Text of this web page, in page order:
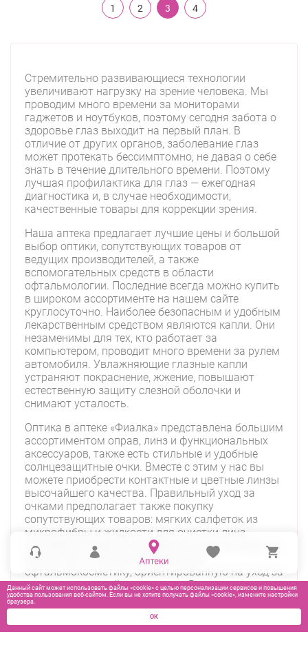
1 2 3 4
Стремительно развивающиеся технологии
увеличивают нагрузку на зрение человека. Мы
проводим много времени за мониторами
гаджетов и ноутбуков, поэтому сегодня забота о
здоровье глаз выходит на первый план. В
отличие от других органов, заболевание глаз
может протекать бессимптомно, не давая о себе
знать в течение длительного времени. Поэтому
лучшая профилактика для глаз — ежегодная
диагностика и, в случае необходимости,
качественные товары для коррекции зрения.
Наша аптека предлагает лучшие цены и большой
выбор оптики, сопутствующих товаров от
ведущих производителей, а также
вспомогательных средств в области
офтальмологии. Последние всегда можно купить
в широком ассортименте на нашем сайте
круглосуточно. Наиболее безопасным и удобным
лекарственным средством являются капли. Они
незаменимы для тех, кто работает за
компьютером, проводит много времени за рулем
автомобиля. Увлажняющие глазные капли
устраняют покраснение, жжение, повышают
естественную защиту слезной оболочки и
снимают усталость.
Оптика в аптеке «Фиалка» представлена большим
ассортиментом оправ, линз и функциональных
аксессуаров, также есть стильные и удобные
солнцезащитные очки. Вместе с этим у нас вы
можете приобрести контактные и цветные линзы
высочайшего качества. Правильный уход за
очками предполагает также покупку
сопутствующих товаров: мягких салфеток из
микрофибры и жидкости для очистки линз,
стопперов, отверток, футляров и многого другого.
Кроме того, у нас вы можете найти
офтальмокосметику, ориентированную на уход за
веками и за кожей вокруг глаз. Вся продукция
отличается высоким качеством и надежностью.
Данный сайт может использовать файлы «cookie» с целью персонализации сервисов и повышения
удобства пользования веб-сайтом. Если вы не хотите получать файлы «cookie», измените настройки
браузера.
ОК